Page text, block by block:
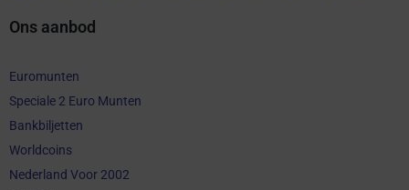
Ons aanbod
Euromunten
Speciale 2 Euro Munten
Bankbiljetten
Worldcoins
Nederland Voor 2002